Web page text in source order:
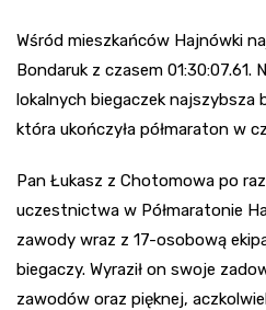
Wśród mieszkańców Hajnówki
Bondaruk z czasem
lokalnych biegaczek najszybsza
która ukończyła półmaraton w
Pan Łukasz z Chotomowa po
uczestnictwa w Półmaratonie
zawody wraz z 17-osobową
biegaczy. Wyraził on swoje
zawodów oraz pięknej,